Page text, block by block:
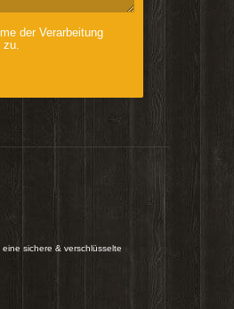
der Verarbeitung
zu.
sichere & verschlüsselte